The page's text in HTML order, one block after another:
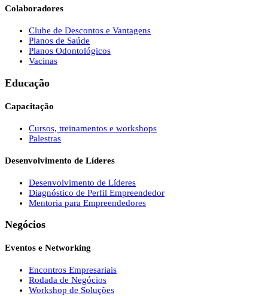
Colaboradores
Clube de Descontos e Vantagens
Planos de Saúde
Planos Odontológicos
Vacinas
Educação
Capacitação
Cursos, treinamentos e workshops
Palestras
Desenvolvimento de Líderes
Desenvolvimento de Líderes
Diagnóstico de Perfil Empreendedor
Mentoria para Empreendedores
Negócios
Eventos e Networking
Encontros Empresariais
Rodada de Negócios
Workshop de Soluções